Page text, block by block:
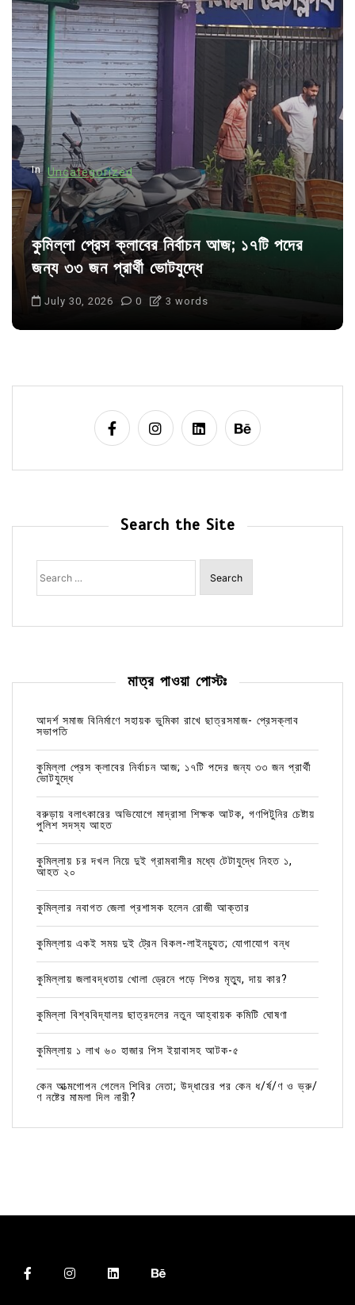
i
g
a
t
i
o
n
In Uncategorized
কুমিল্লা প্রেস ক্লাবের নির্বাচন আজ; ১৭টি পদের
জন্য ৩৩ জন প্রার্থী ভোটযুদ্ধে
July 30, 2026 0 3 words
Search the Site
Search
for:
মাত্র পাওয়া পোস্টঃ
আদর্শ সমাজ বিনির্মাণে সহায়ক ভুমিকা রাখে ছাত্রসমাজ- প্রেসক্লাব
সভাপতি
কুমিল্লা প্রেস ক্লাবের নির্বাচন আজ; ১৭টি পদের জন্য ৩৩ জন প্রার্থী
ভোটযুদ্ধে
বরুড়ায় বলাৎকারের অভিযোগে মাদ্রাসা শিক্ষক আটক, গণপিটুনির চেষ্টায়
পুলিশ সদস্য আহত
কুমিল্লায় চর দখল নিয়ে দুই গ্রামবাসীর মধ্যে টেটাযুদ্ধে নিহত ১,
আহত ২০
কুমিল্লার নবাগত জেলা প্রশাসক হলেন রোজী আক্তার
কুমিল্লায় একই সময় দুই ট্রেন বিকল-লাইনচ্যুত; যোগাযোগ বন্ধ
কুমিল্লায় জলাবদ্ধতায় খোলা ড্রেনে পড়ে শিশুর মৃত্যু, দায় কার?
কুমিল্লা বিশ্ববিদ্যালয় ছাত্রদলের নতুন আহ্বায়ক কমিটি ঘোষণা
কুমিল্লায় ১ লাখ ৬০ হাজার পিস ইয়াবাসহ আটক-৫
কেন আত্মগোপন গেলেন শিবির নেতা; উদ্ধারের পর কেন ধ/র্ষ/ণ ও ভ্রু/
ণ নষ্টের মামলা দিল নারী?